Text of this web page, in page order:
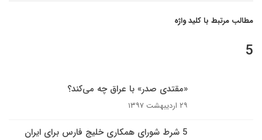
مطالب مرتبط با کلید واژه
5
«مقتدی صدر» با عراق چه می‌کند؟
۲۹ اردیبهشت ۱۳۹۷
5 شرط شورای همکاری خلیج فارس برای ایران